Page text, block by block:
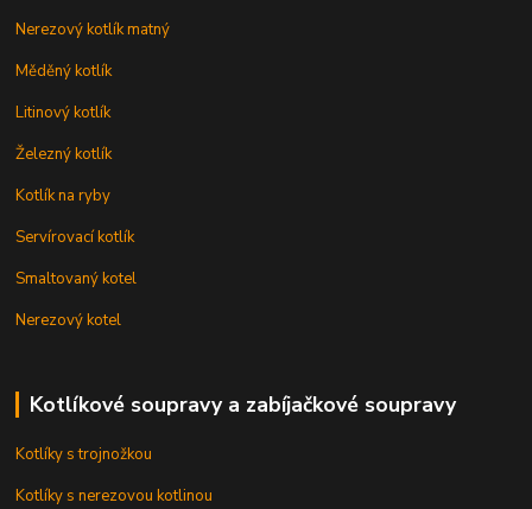
Nerezový kotlík matný
Měděný kotlík
Litinový kotlík
Železný kotlík
Kotlík na ryby
Servírovací kotlík
Smaltovaný kotel
Nerezový kotel
Kotlíkové soupravy a zabíjačkové soupravy
Kotlíky s trojnožkou
Kotlíky s nerezovou kotlinou